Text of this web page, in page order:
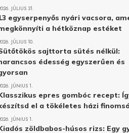
JÚLIUS 31.
egyserpenyős nyári vacsora,
a hétköznap estéket
JÚLIUS 10.
sajttorta sütés nélkül:
édesség egyszerűen és
JÚNIUS 1.
epres gombóc recept:
el a tökéletes házi
JÚNIUS 1.
zöldbabos-húsos rizs: Egy